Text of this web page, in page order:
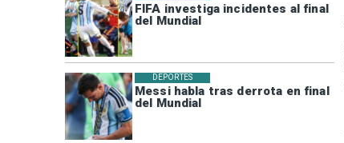
FIFA investiga incidentes al final
del Mundial
Messi habla tras derrota en final
del Mundial
DEPORTES